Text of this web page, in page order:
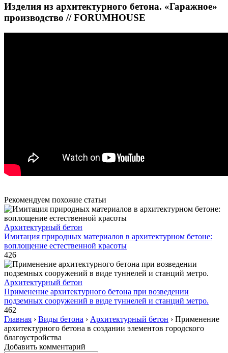
Изделия из архитектурного бетона. «Гаражное»
производство // FORUMHOUSE
Рекомендуем похожие статьи
Архитектурный бетон
Имитация природных материалов в архитектурном бетоне:
воплощение естественной красоты
426
Архитектурный бетон
Применение архитектурного бетона при возведении
подземных сооружений в виде туннелей и станций метро.
462
Главная › Виды бетона › Архитектурный бетон › Применение
архитектурного бетона в создании элементов городского
благоустройства
Добавить комментарий